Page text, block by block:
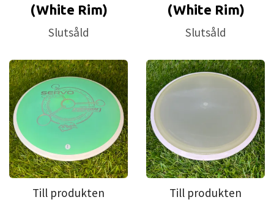
(White Rim)
Slutsåld
(White Rim)
Slutsåld
Till produkten Till produkten